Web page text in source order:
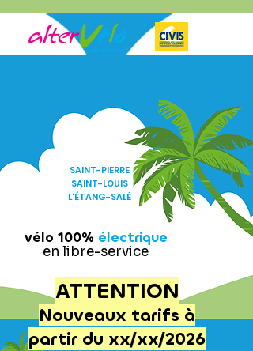
SAINT-PIERRE
SAINT-LOUIS
L'ÉTANG-SALÉ
vélo 100% électrique
en libre-service
ATTENTION
Nouveaux tarifs à
partir du xx/xx/2026